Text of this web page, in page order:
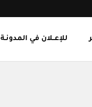
للإعــلان في المدونـة